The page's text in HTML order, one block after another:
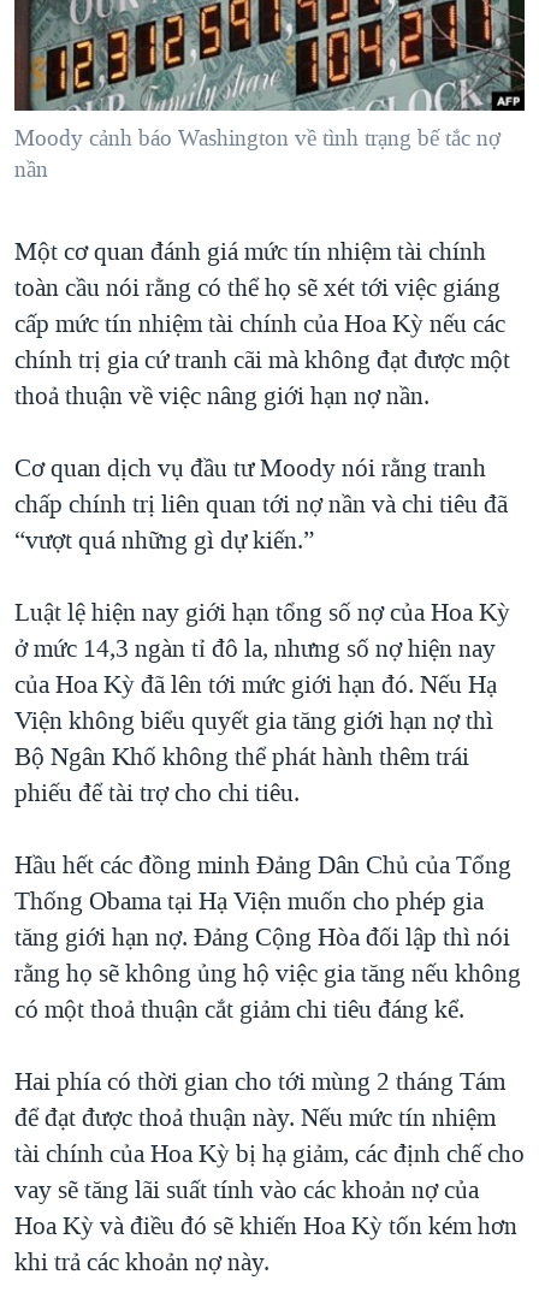
"Tìm"NGƯỜI VIỆT HẢI NGOẠI
ĐỜI SỐNG
KINH TẾ
KHOA HỌC
VĂN HOÁ
THỂ THAO
GIÁO DỤC
TẠI
HÀNH TRÌNH BẦU CỬ 2024
MỘT NĂM CHIẾN TRANH TẠI DẢI GAZA
GIẢI MÃ VÀNH ĐAI & CON ĐƯỜNG
GROUND ZERO – XƯA VÀ NAY
CÁC GIÁ TRỊ CỘNG HÒA Ở VIỆT NAM
THƯỢNG ĐỈNH TRUMP-KIM TẠI VIỆT NAM
NGƯ DÂN VIỆT VÀ LÀN SÓNG TRỘM HẢI SÂM
BÊN KIA QUỐC LỘ: TIẾNG VỌNG TỪ NÔNG THÔN MỸ
VIDEO
NGHE
MẠNG XÃ HỘI
Ngôn ngữ khác
Moody cảnh báo Washington về tình trạng bế tắc nợ
nần
Một cơ quan đánh giá mức tín nhiệm tài chính
toàn cầu nói rằng có thể họ sẽ xét tới việc giáng
cấp mức tín nhiệm tài chính của Hoa Kỳ nếu các
chính trị gia cứ tranh cãi mà không đạt được một
thoả thuận về việc nâng giới hạn nợ nần.
Cơ quan dịch vụ đầu tư Moody nói rằng tranh
chấp chính trị liên quan tới nợ nần và chi tiêu đã
“vượt quá những gì dự kiến.”
Luật lệ hiện nay giới hạn tổng số nợ của Hoa Kỳ
ở mức 14,3 ngàn tỉ đô la, nhưng số nợ hiện nay
của Hoa Kỳ đã lên tới mức giới hạn đó. Nếu Hạ
Viện không biểu quyết gia tăng giới hạn nợ thì
Bộ Ngân Khố không thể phát hành thêm trái
phiếu để tài trợ cho chi tiêu.
Hầu hết các đồng minh Đảng Dân Chủ của Tổng
Thống Obama tại Hạ Viện muốn cho phép gia
tăng giới hạn nợ. Đảng Cộng Hòa đối lập thì nói
rằng họ sẽ không ủng hộ việc gia tăng nếu không
có một thoả thuận cắt giảm chi tiêu đáng kể.
Hai phía có thời gian cho tới mùng 2 tháng Tám
để đạt được thoả thuận này. Nếu mức tín nhiệm
tài chính của Hoa Kỳ bị hạ giảm, các định chế cho
vay sẽ tăng lãi suất tính vào các khoản nợ của
Hoa Kỳ và điều đó sẽ khiến Hoa Kỳ tốn kém hơn
khi trả các khoản nợ này.